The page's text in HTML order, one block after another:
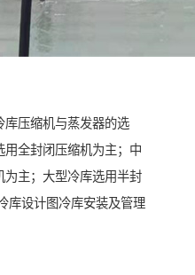
库压缩机与蒸发器的选
全封闭压缩机为主；中
为主；大型冷库选用半封
库设计图冷库安装及管理